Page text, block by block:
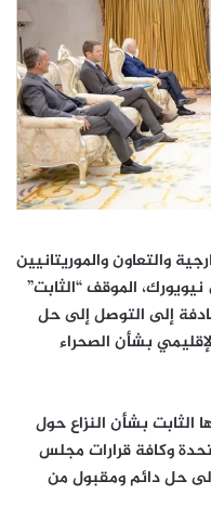
والتعاون والموريتانيين
الاثنين 26 شتنبر 2022 في نيويورك، الموقف “الثابت”
إلى التوصل إلى حل
بشأن الصحراء
الثابت بشأن النزاع حول
وكافة قرارات مجلس
حل دائم ومقبول من